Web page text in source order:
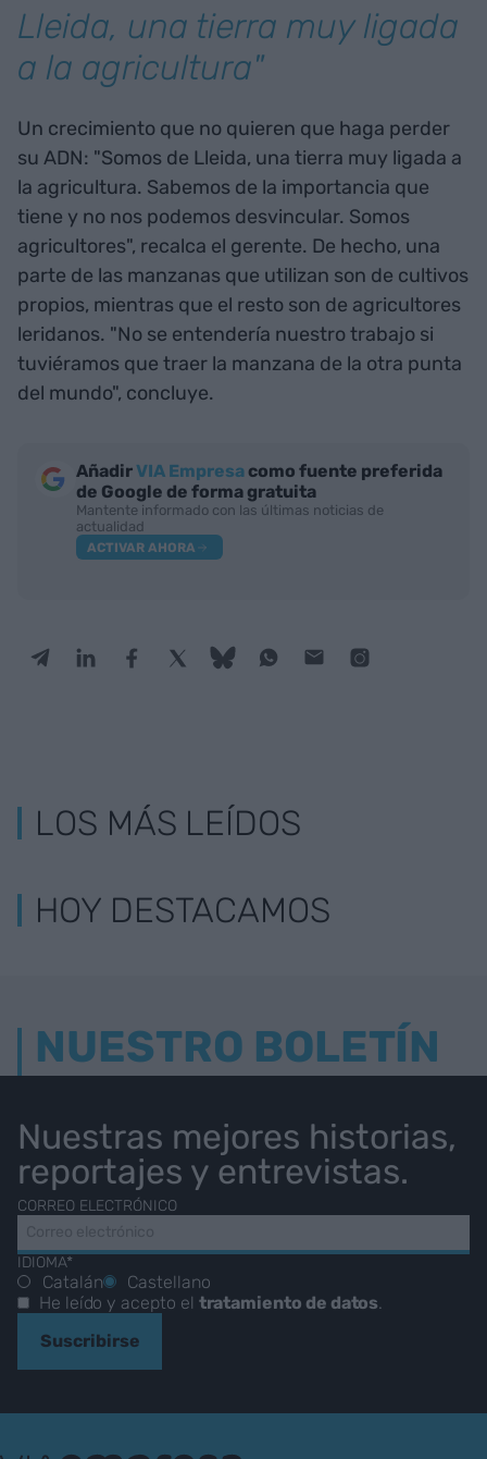
Lleida, una tierra muy ligada
a la agricultura"
Un crecimiento que no quieren que haga perder
su ADN: "Somos de Lleida, una tierra muy ligada a
la agricultura. Sabemos de la importancia que
tiene y no nos podemos desvincular. Somos
agricultores", recalca el gerente. De hecho, una
parte de las manzanas que utilizan son de cultivos
propios, mientras que el resto son de agricultores
leridanos. "No se entendería nuestro trabajo si
tuviéramos que traer la manzana de la otra punta
del mundo", concluye.
AñadirVIA Empresa como fuente preferida
de Google de forma gratuita
Mantente informado con las últimas noticias de
actualidad
ACTIVAR AHORA
LOS MÁS LEÍDOS
HOY DESTACAMOS
NUESTRO BOLETÍN
Nuestras mejores historias,
reportajes y entrevistas.
CORREO ELECTRÓNICO
IDIOMA*
Catalán
Castellano
He leído y acepto el tratamiento de datos.
Suscribirse